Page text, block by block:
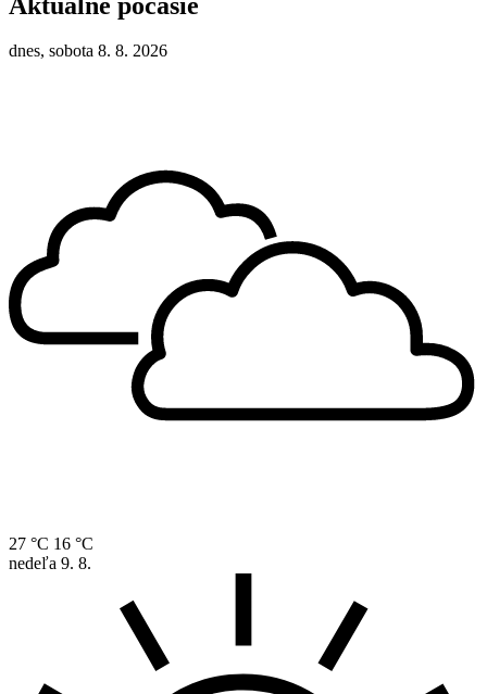
dnes, sobota 8. 8. 2026
27 °C 16 °C
nedeľa 9. 8.